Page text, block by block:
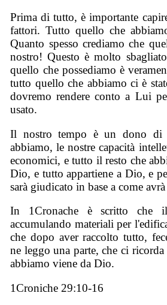
Prima di tutto, è importante
fattori. Tutto quello che
Quanto spesso crediamo che
nostro! Questo è molto
quello che possediamo è
tutto quello che abbiamo ci è
dovremo rendere conto a Lui
usato.
Il nostro tempo è un dono di
abbiamo, le nostre capacità
economici, e tutto il resto che
Dio, e tutto appartiene a Dio, e
sarà giudicato in base a come
In 1Cronache è scritto che
accumulando materiali per
che dopo aver raccolto tutto,
ne leggo una parte, che ci
abbiamo viene da Dio.
1Croniche 29:10-16